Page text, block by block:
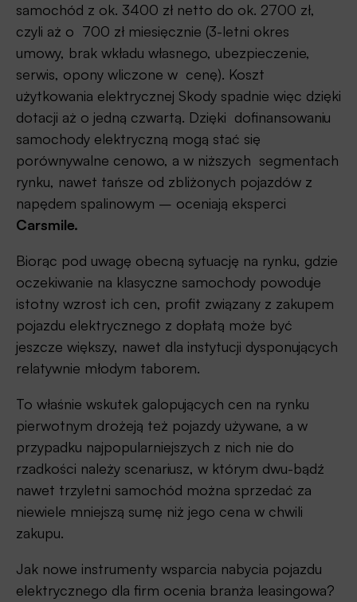
samochód z ok. 3400 zł netto do ok. 2700 zł,
czyli aż o 700 zł miesięcznie (3-letni okres
umowy, brak wkładu własnego, ubezpieczenie,
serwis, opony wliczone w cenę). Koszt
użytkowania elektrycznej Skody spadnie więc dzięki
dotacji aż o jedną czwartą. Dzięki dofinansowaniu
samochody elektryczną mogą stać się
porównywalne cenowo, a w niższych segmentach
rynku, nawet tańsze od zbliżonych pojazdów z
napędem spalinowym – oceniają eksperci
Carsmile.
Biorąc pod uwagę obecną sytuację na rynku, gdzie
oczekiwanie na klasyczne samochody powoduje
istotny wzrost ich cen, profit związany z zakupem
pojazdu elektrycznego z dopłatą może być
jeszcze większy, nawet dla instytucji dysponujących
relatywnie młodym taborem.
To właśnie wskutek galopujących cen na rynku
pierwotnym drożeją też pojazdy używane, a w
przypadku najpopularniejszych z nich nie do
rzadkości należy scenariusz, w którym dwu-bądź
nawet trzyletni samochód można sprzedać za
niewiele mniejszą sumę niż jego cena w chwili
zakupu.
Jak nowe instrumenty wsparcia nabycia pojazdu
elektrycznego dla firm ocenia branża leasingowa?